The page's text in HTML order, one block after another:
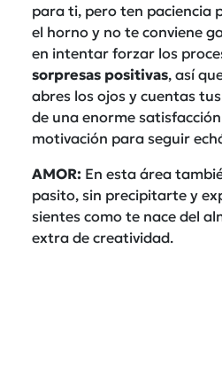
para ti, pero ten paciencia
el horno y no te conviene
en intentar forzar los
sorpresas positivas, así
abres los ojos y cuentas
de una enorme
motivación para seguir
AMOR: En esta área
pasito, sin precipitarte y
sientes como te nace del
extra de creatividad.